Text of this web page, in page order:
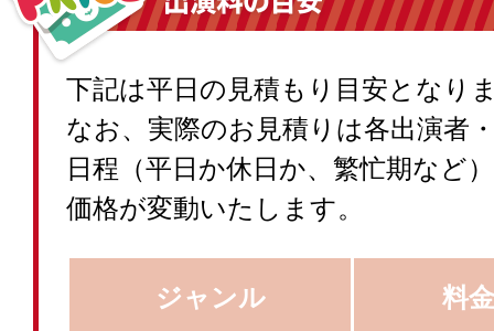
下記は平日の見積もり目安となり
なお、実際のお見積りは各出演者
日程（平日か休日か、繁忙期など
価格が変動いたします。
ジャンル 料